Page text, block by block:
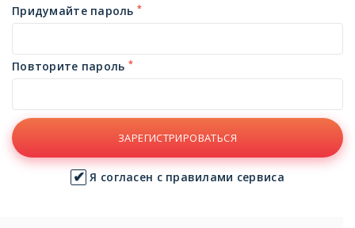
Придумайте пароль*
Повторите пароль *
ЗАРЕГИСТРИРОВАТЬСЯ
Я согласен с правилами сервиса